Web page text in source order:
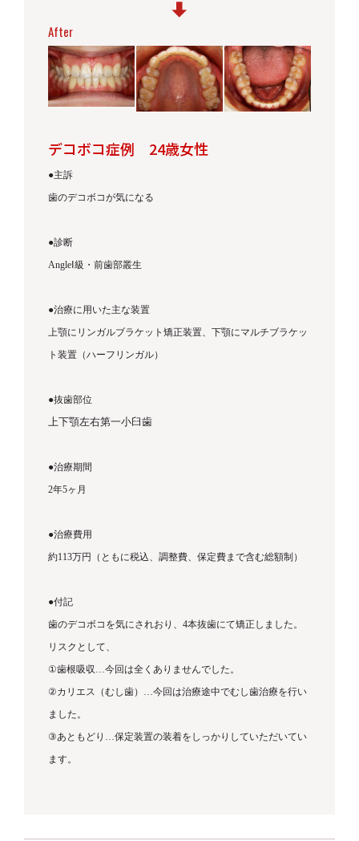
デコボコ症例 24歳女性
●主訴
歯のデコボコが気になる
●診断
AngleⅠ 級・前歯部叢生
●治療に用いた主な装置
上顎にリンガルブラケット矯正装置、下顎にマルチブラケッ
ト装置（ハーフリンガル）
●抜歯部位
上下顎左右第一小臼歯
●治療期間
2年5ヶ月
●治療費用
約113万円（ともに税込、調整費、保定費まで含む総額制）
●付記
歯のデコボコを気にされおり、4本抜歯にて矯正しました。
リスクとして、
①歯根吸収…今回は全くありませんでした。
②カリエス（むし歯） …今回は治療途中でむし歯治療を行い
ました。
③あともどり …保定装置の装着をしっかりしていただいてい
ます。